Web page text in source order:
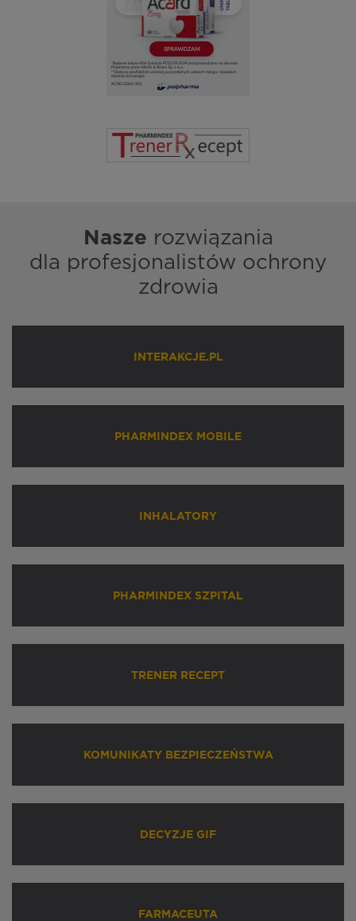
Nasze rozwiązania
dla profesjonalistów ochrony
zdrowia
INTERAKCJE.PL
PHARMINDEX MOBILE
INHALATORY
PHARMINDEX SZPITAL
TRENER RECEPT
KOMUNIKATY BEZPIECZEŃSTWA
DECYZJE GIF
FARMACEUTA